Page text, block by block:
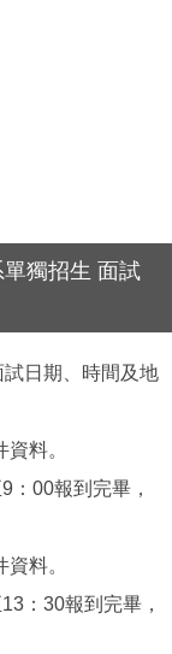
獨招生 面試
日期、時間及地
料。
：00報到完畢，
料。
：30報到完畢，